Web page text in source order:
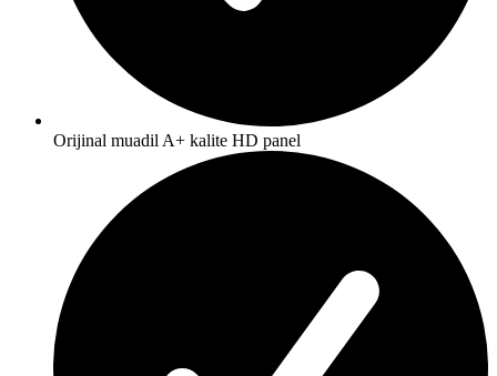
Orijinal muadil A+ kalite HD panel